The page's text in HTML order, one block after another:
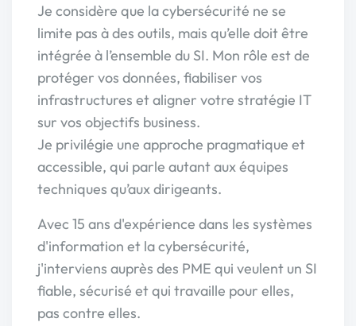
Je considère que la cybersécurité ne se
limite pas à des outils, mais qu’elle doit être
intégrée à l’ensemble du SI. Mon rôle est de
protéger vos données, fiabiliser vos
infrastructures et aligner votre stratégie IT
sur vos objectifs business.
Je privilégie une approche pragmatique et
accessible, qui parle autant aux équipes
techniques qu’aux dirigeants.
Avec 15 ans d'expérience dans les systèmes
d'information et la cybersécurité,
j'interviens auprès des PME qui veulent un SI
fiable, sécurisé et qui travaille pour elles,
pas contre elles.